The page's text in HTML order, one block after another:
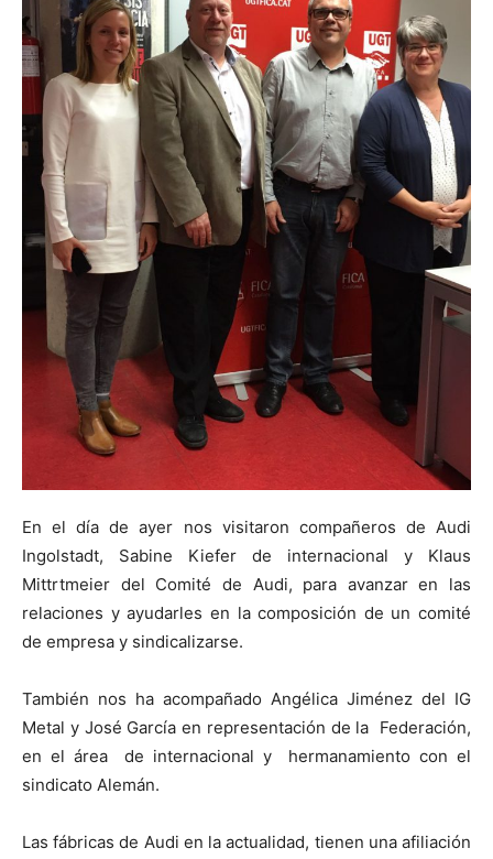
En el día de ayer nos visitaron compañeros de Audi
Ingolstadt, Sabine Kiefer de internacional y Klaus
Mittrtmeier del Comité de Audi, para avanzar en las
relaciones y ayudarles en la composición de un comité
de empresa y sindicalizarse.
También nos ha acompañado Angélica Jiménez del IG
Metal y José García en representación de la Federación,
en el área de internacional y hermanamiento con el
sindicato Alemán.
Las fábricas de Audi en la actualidad, tienen una afiliación